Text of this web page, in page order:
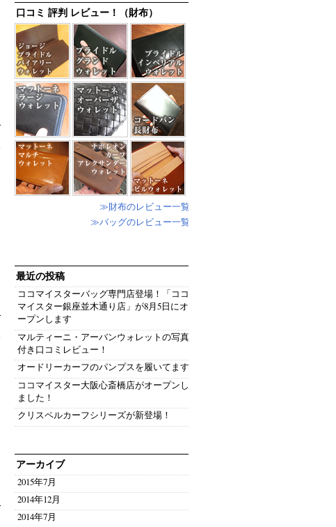
口コミ 評判 レビュー！（財布）
≫財布のレビュー一覧
≫バッグのレビュー一覧
最近の投稿
ココマイスターバッグ専門店登場！「ココ
マイスター銀座並木通り店」が8月5日にオ
ープンします
マルティーニ・アーバンウォレットの写真
付き口コミレビュー！
オードリーカーフのパンプスを履いてます
ココマイスター大阪心斎橋店がオープンし
ました！
クリスペルカーフシリーズが新登場！
アーカイブ
2015年7月
2014年12月
2014年7月